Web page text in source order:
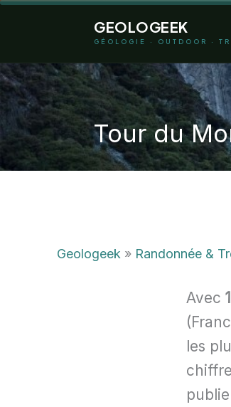
GEOLOGEEK
GÉOLOGIE · OUTDOOR ·
Tour du
Geologeek » Randonnée &
Avec
les